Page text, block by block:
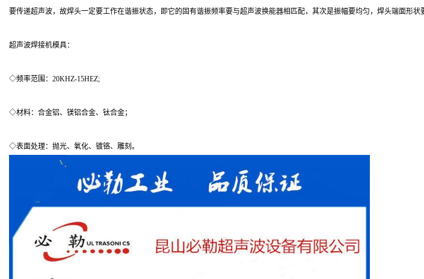
要传递超声波，故焊头一定要工作在谐振状态，即它的固有谐振频率要与超声波换能器相匹配，其次是振幅要均匀，焊头端面形状
超声波焊接机模具：
◇频率范围：20KHZ-15HEZ;
◇材料：合金铝、镁铝合金、钛合金；
◇表面处理：抛光、氧化、镀铬、雕刻。